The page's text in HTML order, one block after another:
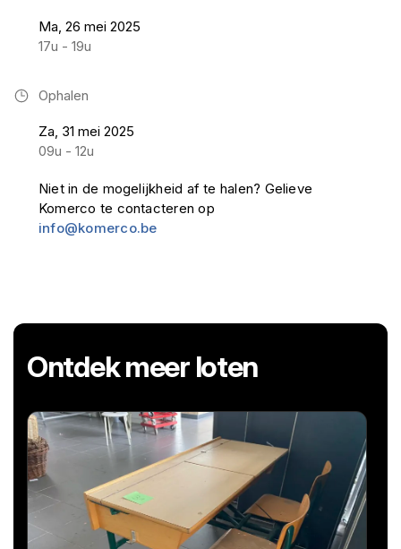
Ma, 26 mei 2025
17u - 19u
Ophalen
Za, 31 mei 2025
09u - 12u
Niet in de mogelijkheid af te halen? Gelieve
Komerco te contacteren op
info@komerco.be
Ontdek meer loten